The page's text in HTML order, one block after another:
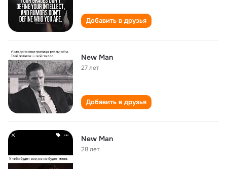
Добавить в друзья
New Man
27 лет
Добавить в друзья
New Man
28 лет